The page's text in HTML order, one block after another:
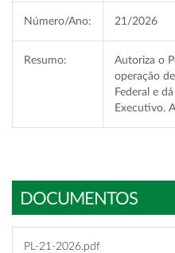
Número/Ano: 21/2026
Resumo:
Autoriza o
operação
Federal e
Executivo.
DOCUMENTOS
PL-21-2026.pdf